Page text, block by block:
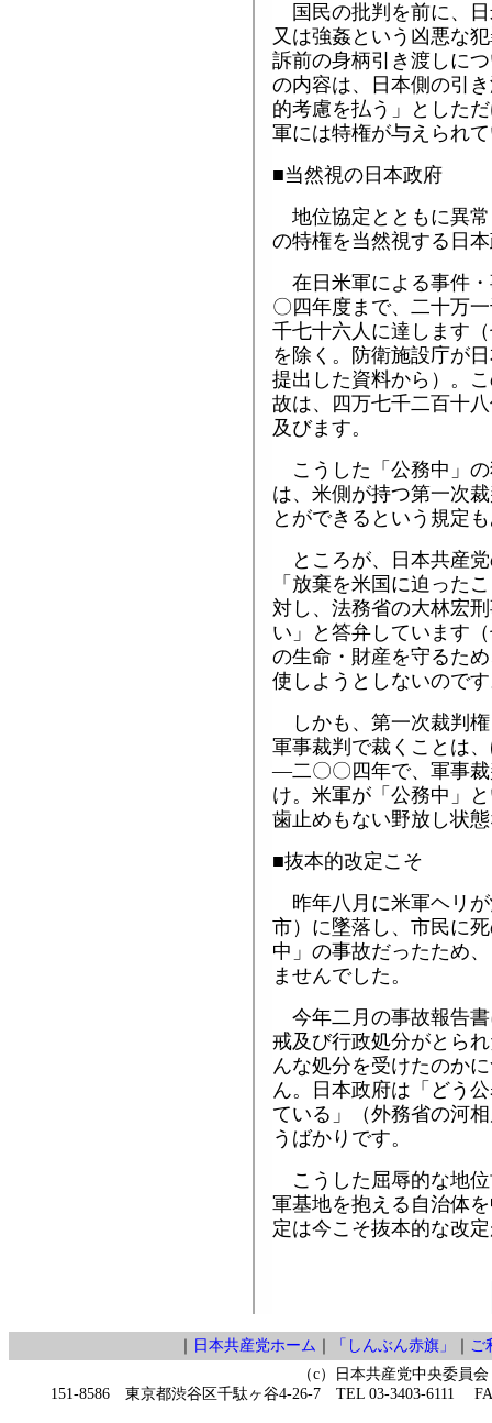
国民の批判を前に、
又は強姦という凶悪な
訴前の身柄引き渡しに
の内容は、日本側の引
的考慮を払う」とした
軍には特権が与えられ
■当然視の日本政府
地位協定とともに異
の特権を当然視する日
在日米軍による事件
〇四年度まで、二十万
千七十六人に達します
を除く。防衛施設庁が
提出した資料から）。
故は、四万七千二百十
及びます。
こうした「公務中」
は、米側が持つ第一次
とができるという規定
ところが、日本共産
「放棄を米国に迫った
対し、法務省の大林宏
い」と答弁しています
の生命・財産を守るた
使しようとしないので
しかも、第一次裁判
軍事裁判で裁くことは
―二〇〇四年で、軍事
け。米軍が「公務中」
歯止めもない野放し状
■抜本的改定こそ
昨年八月に米軍ヘリ
市）に墜落し、市民に
中」の事故だったため
ませんでした。
今年二月の事故報告
戒及び行政処分がとら
んな処分を受けたのか
ん。日本政府は「どう
ている」（外務省の河
うばかりです。
こうした屈辱的な地
軍基地を抱える自治体
定は今こそ抜本的な改
日本共産党ホーム 「しんぶん赤旗」
ご
（c）日本共産党中央委員会
151-8586 東京都渋谷区千駄ヶ谷4-26-7 TEL 03-3403-6111